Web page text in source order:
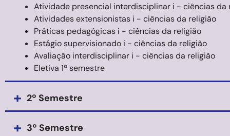
Atividade presencial interdisciplinar i - ciências da
Atividades extensionistas i - ciências da religião
Práticas pedagógicas i - ciências da religião
Estágio supervisionado i - ciências da religião
Avaliação interdisciplinar i - ciências da religião
Eletiva 1º semestre
+ 2º Semestre
+ 3º Semestre